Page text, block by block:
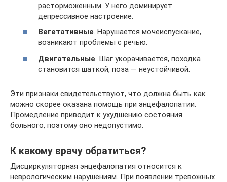
расторможенным. У него доминирует
депрессивное настроение.
Вегетативные. Нарушается мочеиспускание,
возникают проблемы с речью.
Двигательные . Шаг укорачивается, походка
становится шаткой, поза — неустойчивой.
Эти признаки свидетельствуют, что должна быть как
можно скорее оказана помощь при энцефалопатии.
Промедление приводит к ухудшению состояния
больного, поэтому оно недопустимо.
К какому врачу обратиться?
Дисциркуляторная энцефалопатия относится к
неврологическим нарушениям. При появлении тревожных